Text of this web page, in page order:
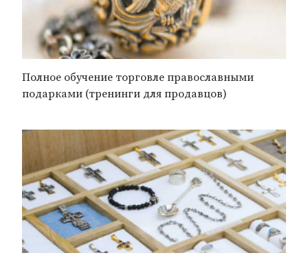
Полное обучение торговле православными
подарками (тренинги для продавцов)